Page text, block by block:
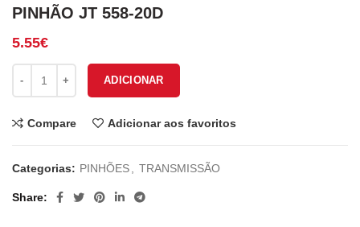
PINHÃO JT 558-20D
5.55€
ADICIONAR
Compare Adicionar aos favoritos
Categorias: PINHÕES TRANSMISSÃO
Share